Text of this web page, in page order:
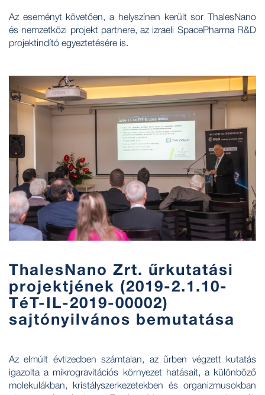
Az eseményt követően, a helyszínen került sor ThalesNano
és nemzetközi projekt partnere, az izraeli SpacePharma R&D
projektindító egyeztetésére is.
ThalesNano Zrt. űrkutatási
projektjének (2019-2.1.10-
TéT-IL-2019-00002)
sajtónyilvános bemutatása
Az elmúlt évtizedben számtalan, az űrben végzett kutatás
igazolta a mikrogravitációs környezet hatásait, a különböző
molekulákban, kristályszerkezetekben és organizmusokban